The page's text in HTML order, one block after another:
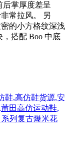
后掌厚度差呈
常拉风。 另
的小方格纹深浅
搭配 Boo 中底
鞋,高仿鞋货源,安
田高仿运动鞋,
列复古爆米花